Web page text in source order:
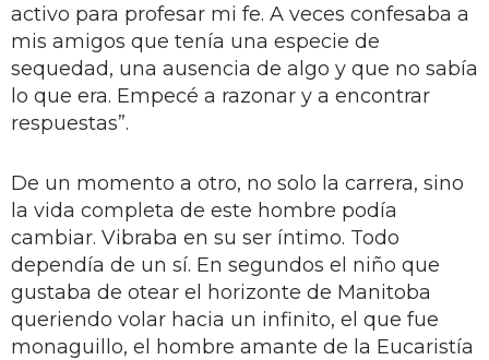
activo para profesar mi fe. A veces confesaba a
mis amigos que tenía una especie de
sequedad, una ausencia de algo y que no sabía
lo que era. Empecé a razonar y a encontrar
respuestas”.
De un momento a otro, no solo la carrera, sino
la vida completa de este hombre podía
cambiar. Vibraba en su ser íntimo. Todo
dependía de un sí. En segundos el niño que
gustaba de otear el horizonte de Manitoba
queriendo volar hacia un infinito, el que fue
monaguillo, el hombre amante de la Eucaristía